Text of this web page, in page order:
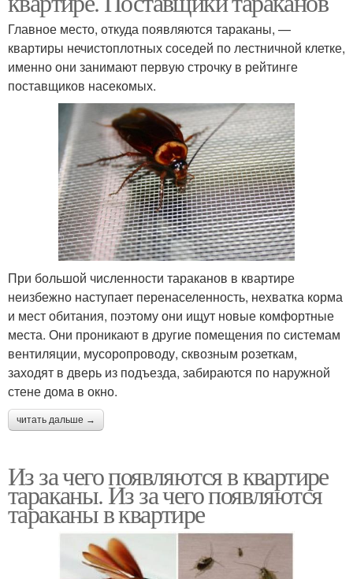
Главное место, откуда появляются тараканы, —
квартиры нечистоплотных соседей по лестничной клетке,
именно они занимают первую строчку в рейтинге
поставщиков насекомых.
При большой численности тараканов в квартире
неизбежно наступает перенаселенность, нехватка корма
и мест обитания, поэтому они ищут новые комфортные
места. Они проникают в другие помещения по системам
вентиляции, мусоропроводу, сквозным розеткам,
заходят в дверь из подъезда, забираются по наружной
стене дома в окно.
читать дальше →
Из за чего появляются в квартире
тараканы. Из за чего появляются
тараканы в квартире